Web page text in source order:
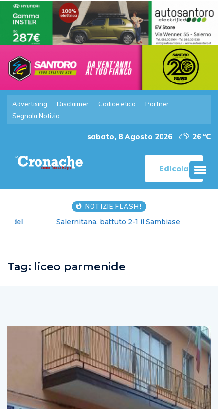
Advertising Disclaimer Codice etico
Partner
Segnala Notizia
sabato, 8 Agosto 2026 26 °C
Edicola
NOTIZIE FLASH!
Salernitana, battuto 2-1 il Sambiase